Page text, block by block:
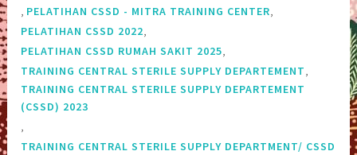
, PELATIHAN CSSD - MITRA TRAINING CENTER,
PELATIHAN CSSD 2022,
PELATIHAN CSSD RUMAH SAKIT 2025,
TRAINING CENTRAL STERILE SUPPLY DEPARTEMENT,
TRAINING CENTRAL STERILE SUPPLY DEPARTEMENT‎
(CSSD) 2023
,
TRAINING CENTRAL STERILE SUPPLY DEPARTMENT/ CSSD